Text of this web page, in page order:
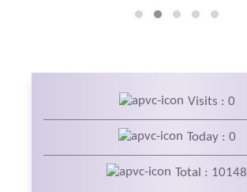
Visits : 0
Today : 0
Total : 10148